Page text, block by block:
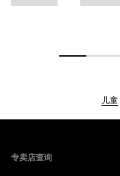
儿童
专卖店查询